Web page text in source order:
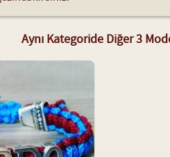
Aynı Kategoride Diğer 3